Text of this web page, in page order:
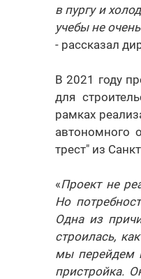
в пургу и
учебы не
- рассказал
В 2021 году
для
рамках
автономного
трест" из
«Проект не
Но
Одна из
строилась,
мы перейдем
пристройка.